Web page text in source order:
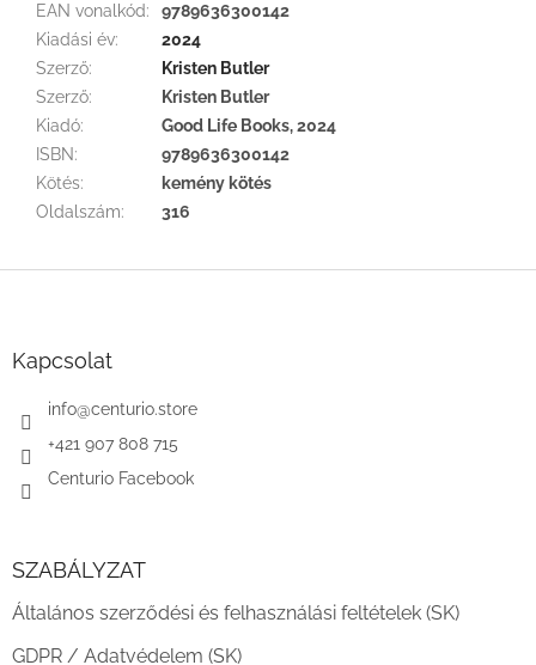
EAN vonalkód:
9789636300142
Kiadási év:
2024
Szerző:
Kristen Butler
Szerző:
Kristen Butler
Kiadó:
Good Life Books, 2024
ISBN:
9789636300142
Kötés:
kemény kötés
Oldalszám: 316
Kapcsolat
info@centurio.store
+421 907 808 715
Centurio Facebook
SZABÁLYZAT
Általános szerződési és felhasználási feltételek (SK)
GDPR / Adatvédelem (SK)